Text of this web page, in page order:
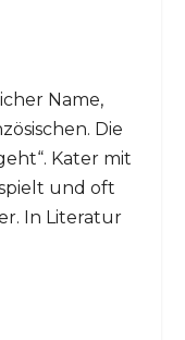
Name,
Die
Kater mit
und oft
In Literatur